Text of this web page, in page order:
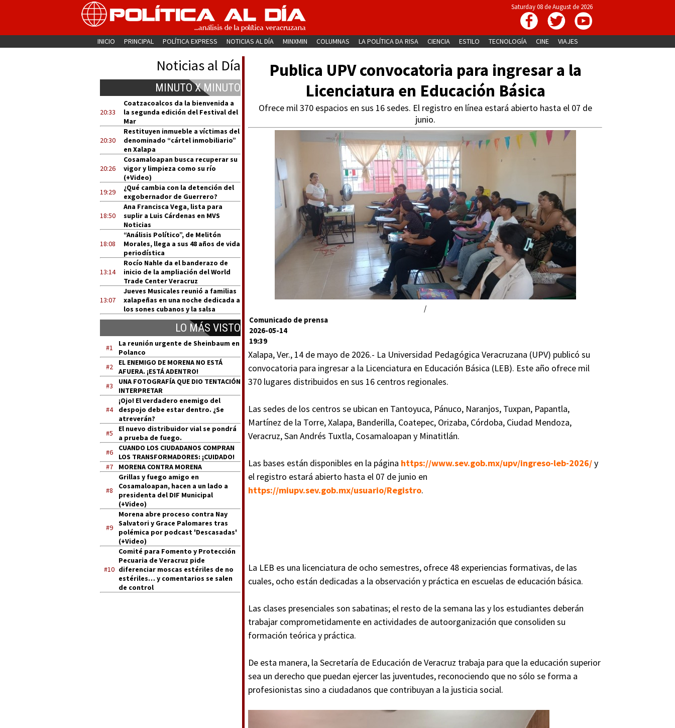
Saturday 08 de August de 2026
INICIO PRINCIPAL POLÍTICA EXPRESS NOTICIAS AL DÍA MINXMIN COLUMNAS LA POLÍTICA DA RISA CIENCIA ESTILO TECNOLOGÍA CINE VIAJES
Noticias al Día
MINUTO X MINUTO
20:33
Coatzacoalcos da la bienvenida a
la segunda edición del Festival del
Mar
20:30
Restituyen inmueble a víctimas del
denominado “cártel inmobiliario”
en Xalapa
20:26
Cosamaloapan busca recuperar su
vigor y limpieza como su río
(+Video)
19:29
¿Qué cambia con la detención del
exgobernador de Guerrero?
18:50
Ana Francisca Vega, lista para
suplir a Luis Cárdenas en MVS
Noticias
18:08
“Análisis Político”, de Melitón
Morales, llega a sus 48 años de vida
periodística
13:14
Rocío Nahle da el banderazo de
inicio de la ampliación del World
Trade Center Veracruz
13:07
Jueves Musicales reunió a familias
xalapeñas en una noche dedicada a
los sones cubanos y la salsa
LO MÁS VISTO
#1
La reunión urgente de Sheinbaum en
Polanco
#2
EL ENEMIGO DE MORENA NO ESTÁ
AFUERA. ¡ESTÁ ADENTRO!
#3
UNA FOTOGRAFÍA QUE DIO TENTACIÓN
INTERPRETAR
#4
¡Ojo! El verdadero enemigo del
despojo debe estar dentro. ¿Se
atreverán?
#5
El nuevo distribuidor vial se pondrá
a prueba de fuego.
#6
CUANDO LOS CIUDADANOS COMPRAN
LOS TRANSFORMADORES: ¡CUIDADO!
#7
MORENA CONTRA MORENA
#8
Grillas y fuego amigo en
Cosamaloapan, hacen a un lado a
presidenta del DIF Municipal
(+Video)
#9
Morena abre proceso contra Nay
Salvatori y Grace Palomares tras
polémica por podcast 'Descasadas'
(+Video)
#10
Comité para Fomento y Protección
Pecuaria de Veracruz pide
diferenciar moscas estériles de no
estériles… y comentarios se salen
de control
Publica UPV convocatoria para ingresar a la
Licenciatura en Educación Básica
Ofrece mil 370 espacios en sus 16 sedes. El registro en línea estará abierto hasta el 07 de
junio.
/
Comunicado de prensa
2026-05-14
19:39
Xalapa, Ver., 14 de mayo de 2026.- La Universidad Pedagógica Veracruzana (UPV) publicó su
convocatoria para ingresar a la Licenciatura en Educación Básica (LEB). Este año ofrece mil
370 lugares distribuidos en sus 16 centros regionales.
Las sedes de los centros se ubican en Tantoyuca, Pánuco, Naranjos, Tuxpan, Papantla,
Martínez de la Torre, Xalapa, Banderilla, Coatepec, Orizaba, Córdoba, Ciudad Mendoza,
Veracruz, San Andrés Tuxtla, Cosamaloapan y Minatitlán.
Las bases están disponibles en la página https://www.sev.gob.mx/upv/ingreso-leb-2026/y
el registro estará abierto hasta el 07 de junio en
https://miupv.sev.gob.mx/usuario/Registro.
La LEB es una licenciatura de ocho semestres, ofrece 48 experiencias formativas, de las
cuales, ocho están dedicadas a la observación y práctica en escuelas de educación básica.
Las clases presenciales son sabatinas; el resto de la semana las y los estudiantes deberán
trabajar comprometidamente en actividades de autoorganización que consoliden su
formación teórica y práctica.
De esta manera, la Secretaría de Educación de Veracruz trabaja para que la educación superior
sea un derecho que puedan ejercer las juventudes, reconociendo que no sólo se forma a
profesionistas sino a ciudadanos que contribuyan a la justicia social.